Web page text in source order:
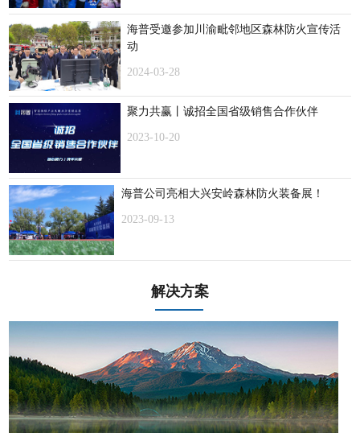
海普受邀参加川渝毗邻地区森林防火宣传活
动
2024-03-28
聚力共赢丨诚招全国省级销售合作伙伴
2023-10-20
海普公司亮相大兴安岭森林防火装备展！
2023-09-13
解决方案